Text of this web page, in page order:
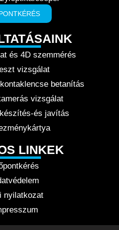
és 4D szemmérés
vizsgálat
betanítás
vizsgálat
és javítás
LINKEK
nyilatkozat